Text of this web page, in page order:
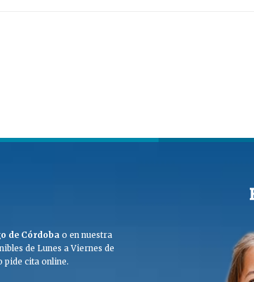
de Córdoba o en nuestra
de Lunes a Viernes de
pide cita online.